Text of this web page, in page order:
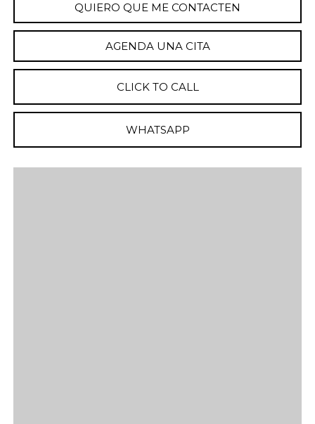
QUIERO QUE ME CONTACTEN
AGENDA UNA CITA
CLICK TO CALL
WHATSAPP